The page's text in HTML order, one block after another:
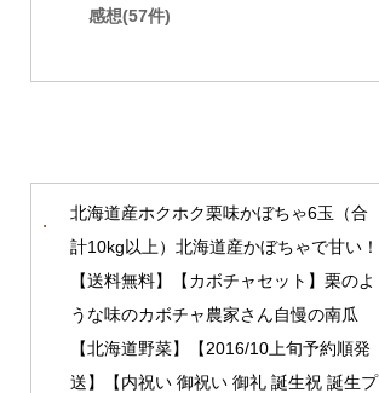
感想(57件)
北海道産ホクホク栗味かぼちゃ6玉（合
計10kg以上）北海道産かぼちゃで甘い！
【送料無料】【カボチャセット】栗のよ
うな味のカボチャ農家さん自慢の南瓜
【北海道野菜】【2016/10上旬予約順発
送】【内祝い 御祝い 御礼 誕生祝 誕生プ